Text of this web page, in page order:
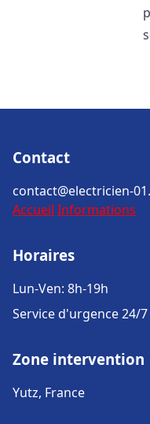
Contact
contact@electricien-
Accueil Informations
Horaires
Lun-Ven: 8h-19h
Service d'urgence 24/7
Zone intervention
Yutz, France